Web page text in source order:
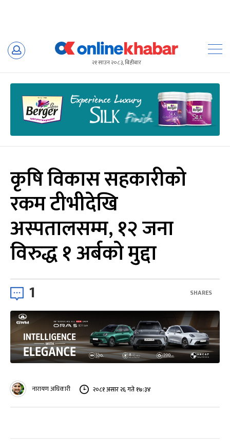
Skip
२१ साउन २०८३, बिहीबार
कृषि विकास सहकारीको
रकम टीभीदेखि
अस्पतालसम्म, १२ जना
विरुद्ध १ अर्बको मुद्दा
1 SHARES
नारायण अधिकारी २०८१ असार २६ गते १७:३४